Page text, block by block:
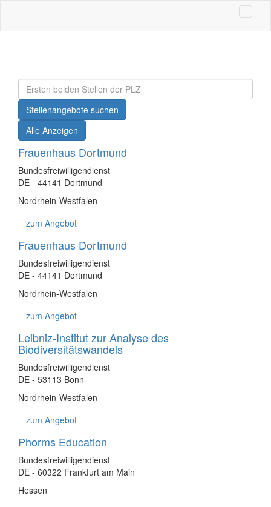
Stellenangebote suchen
Alle Anzeigen
Frauenhaus Dortmund
Bundesfreiwilligendienst
DE - 44141 Dortmund
Nordrhein-Westfalen
zum Angebot
Frauenhaus Dortmund
Bundesfreiwilligendienst
DE - 44141 Dortmund
Nordrhein-Westfalen
zum Angebot
Leibniz-Institut zur Analyse des
Biodiversitätswandels
Bundesfreiwilligendienst
DE - 53113 Bonn
Nordrhein-Westfalen
zum Angebot
Phorms Education
Bundesfreiwilligendienst
DE - 60322 Frankfurt am Main
Hessen